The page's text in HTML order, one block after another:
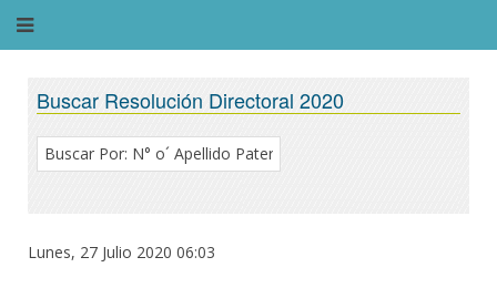
Buscar Resolución Directoral 2020
Lunes, 27 Julio 2020 06:03